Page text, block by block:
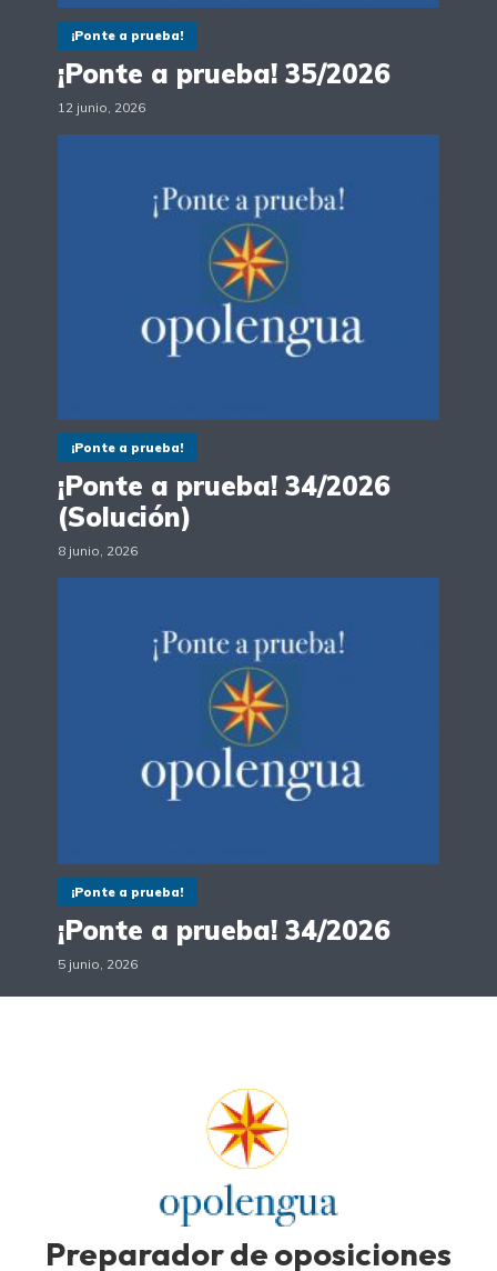
¡Ponte a prueba!
¡Ponte a prueba! 35/2026
12 junio, 2026
¡Ponte a prueba!
¡Ponte a prueba! 34/2026
(Solución)
8 junio, 2026
¡Ponte a prueba!
¡Ponte a prueba! 34/2026
5 junio, 2026
Preparador de oposiciones